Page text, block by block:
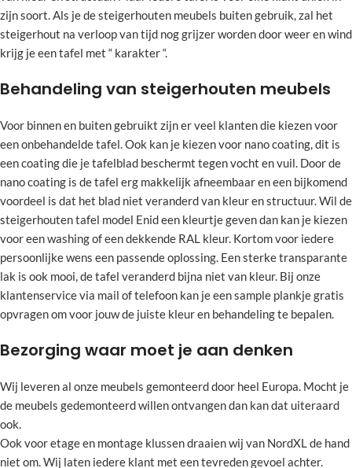
zijn soort. Als je de steigerhouten meubels buiten gebruik, zal het
steigerhout na verloop van tijd nog grijzer worden door weer en wind
krijg je een tafel met “ karakter “.
Behandeling van steigerhouten meubels
Voor binnen en buiten gebruikt zijn er veel klanten die kiezen voor
een onbehandelde tafel. Ook kan je kiezen voor nano coating, dit is
een coating die je tafelblad beschermt tegen vocht en vuil. Door de
nano coating is de tafel erg makkelijk afneembaar en een bijkomend
voordeel is dat het blad niet veranderd van kleur en structuur. Wil de
steigerhouten tafel model Enid een kleurtje geven dan kan je kiezen
voor een washing of een dekkende RAL kleur. Kortom voor iedere
persoonlijke wens een passende oplossing. Een sterke transparante
lak is ook mooi, de tafel veranderd bijna niet van kleur. Bij onze
klantenservice via mail of telefoon kan je een sample plankje gratis
opvragen om voor jouw de juiste kleur en behandeling te bepalen.
Bezorging waar moet je aan denken
Wij leveren al onze meubels gemonteerd door heel Europa. Mocht je
de meubels gedemonteerd willen ontvangen dan kan dat uiteraard
ook.
Ook voor etage en montage klussen draaien wij van NordXL de hand
niet om. Wij laten iedere klant met een tevreden gevoel achter.